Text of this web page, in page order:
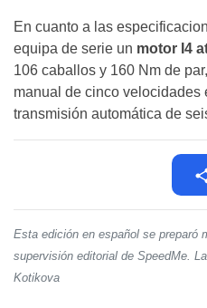
En cuanto a las
equipa de serie un motor I4
106 caballos y 160 Nm de
manual de cinco velocidades
transmisión automática de
Esta edición en español se preparó
supervisión editorial de SpeedMe.
Kotikova